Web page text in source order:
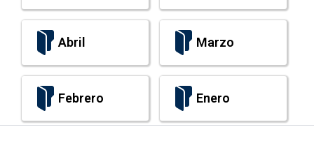
Abril Marzo
Febrero Enero